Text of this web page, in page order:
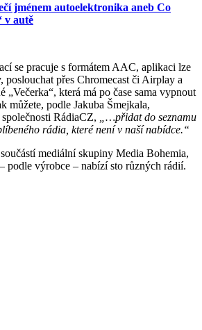
jménem autoelektronika aneb Co
v autě
se pracuje s formátem AAC, aplikaci lze
poslouchat přes Chromecast či Airplay a
„Večerka“, která má po čase sama vypnout
můžete, podle Jakuba Šmejkala,
RádiaCZ,
„…přidat do seznamu
rádia, které není v naší nabídce.“
mediální skupiny Media Bohemia,
podle výrobce – nabízí sto různých rádií.